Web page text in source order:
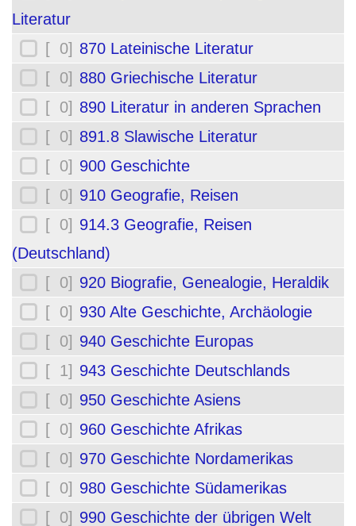
Literatur
[ 0] 870 Lateinische Literatur
[ 0] 880 Griechische Literatur
[ 0] 890 Literatur in anderen Sprachen
[ 0] 891.8 Slawische Literatur
[ 0] 900 Geschichte
[ 0] 910 Geografie, Reisen
[ 0] 914.3 Geografie, Reisen
(Deutschland)
[ 0] 920 Biografie, Genealogie, Heraldik
[ 0] 930 Alte Geschichte, Archäologie
[ 0] 940 Geschichte Europas
[ 1] 943 Geschichte Deutschlands
[ 0] 950 Geschichte Asiens
[ 0] 960 Geschichte Afrikas
[ 0] 970 Geschichte Nordamerikas
[ 0] 980 Geschichte Südamerikas
[ 0] 990 Geschichte der übrigen Welt